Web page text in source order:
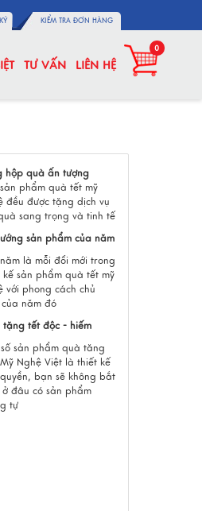
KIỂM TRA ĐƠN HÀNG
TƯ VẤN LIÊN HỆ
0
hộp quà ấn tượng
phẩm quà tết mỹ
đều được tặng dịch vụ
sang trọng và tinh tế
sản phẩm của năm
là mỗi đổi mới trong
kế sản phẩm quà tết mỹ
với phong cách chủ
năm đó
tặng tết độc - hiếm
sản phẩm quà tăng
Nghệ Việt là thiết kế
bạn sẽ không bắt
đâu có sản phẩm
tự